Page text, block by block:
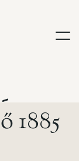
-
ő1885